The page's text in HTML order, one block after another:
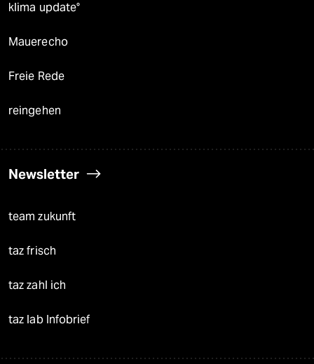
klima update°
Mauerecho
Freie Rede
reingehen
Newsletter
team zukunft
taz frisch
taz zahl ich
taz lab Infobrief